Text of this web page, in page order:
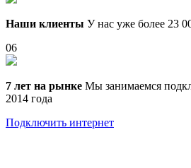
Наши клиенты У нас уже более 23
06
7 лет на рынке Мы занимаемся
2014 года
Подключить интернет